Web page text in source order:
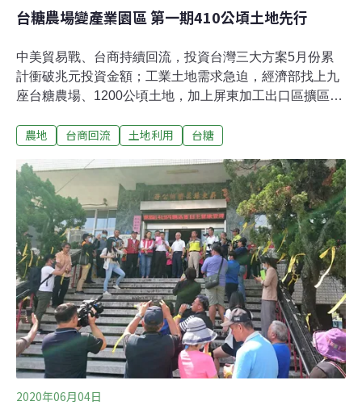
台糖農場變產業園區 第一期410公頃土地先行
中美貿易戰、台商持續回流，投資台灣三大方案5月份累
計衝破兆元投資金額；工業土地需求急迫，經濟部找上九
座台糖農場、1200公頃土地，加上屏東加工出口區擴區共
委託技術服務案已在5月底招標，預計2年內完成產業園區
處農場新設產業園區為：雲林褒忠馬光農場、嘉義中埔公
館農場、嘉義水上南靖農場、台南新市番仔寮農場、高雄
岡山（北高雄）九鬮（音同鳩）農場。由於超過99公頃必
須經過更詳盡且複雜的二階環評，五個園區規畫均不超過
90公頃。個別開發面積約70-90公頃、總面積410公頃，可
提供290公頃產業用地，拚2021年底提供廠商進駐。
農地 台商回流 土地利用 台糖
2020年06月04日